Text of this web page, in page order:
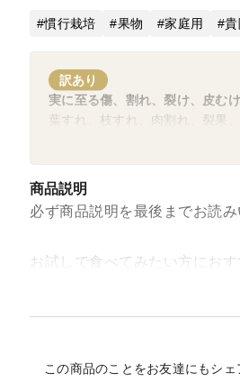
慣行栽培 果物 家庭用
訳あり
実に至る傷、割れ、裂け、皮む
葉すれ、枝すれ、肉割れ、裂果
商品説明
必ず商品説明を最後までお読
お試しで食べてみたい方におす
果汁たっぷり完熟貴陽！（平均
この商品のことをお友達にもシ